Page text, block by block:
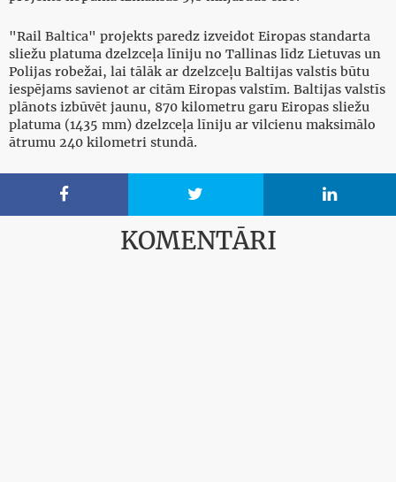
"Rail Baltica" projekts paredz izveidot Eiropas standarta
sliežu platuma dzelzceļa līniju no Tallinas līdz Lietuvas un
Polijas robežai, lai tālāk ar dzelzceļu Baltijas valstis būtu
iespējams savienot ar citām Eiropas valstīm. Baltijas valstīs
plānots izbūvēt jaunu, 870 kilometru garu Eiropas sliežu
platuma (1435 mm) dzelzceļa līniju ar vilcienu maksimālo
ātrumu 240 kilometri stundā.
  
KOMENTĀRI